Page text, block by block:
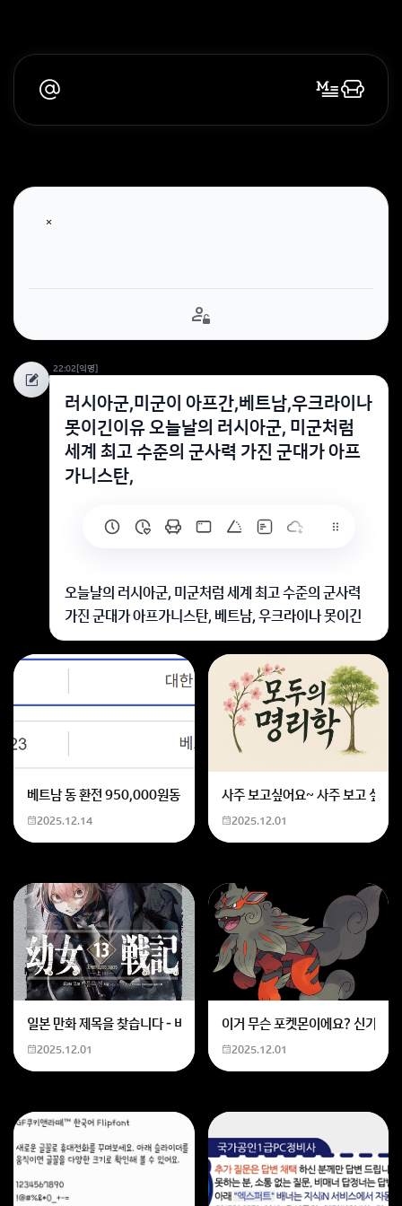
22:02[익명]
러시아군,미군이 아프간,베트남,우크라이나
못이긴이유 오늘날의 러시아군, 미군처럼
세계 최고 수준의 군사력 가진 군대가 아프
가니스탄,
오늘날의 러시아군, 미군처럼 세계 최고 수준의 군사력
가진 군대가 아프가니스탄, 베트남, 우크라이나 못이긴
이유가 뭔가요? 소련군은 아프가니스탄 침입했다가 망
했고 미군은 베트남과 전쟁해서 패배했잖아요. 그리고 푸
틴의 명령으로 러시아가 다시 우크라이나 침범했으나 쉽
사리 우크라이나 정벌을 못하고 있는데 보통 상식으로는
러시아군, 미군 같은 군사력이면 아프가니스탄, 베트남,
우크라이나를 쉽게 먹어야 정상인데 왜 쉽게 못먹거나 실
1. 지형지물을 잘 모르는 경우(아프가니스탄 전쟁)
2. 상대방이 철저항전을 하는 경우(우크라이나 침공)
해서(+지형지물을 활용한 적군의 작전도 잘 모름) 소련
이 패퇴했고, 미국도 순식간에 역전당했죠.
미국은 베트남전쟁에서도 그놈의 지형지물을 활용한 게
릴라전술에 당해서 철수했잖아요.
베트남 동 환전 950,000원동 한화 계산할때0하나 빼고 나누기 2하면
2025.12.14
사주 보고싶어요~ 사주 보고 싶
2025.12.01
일본 만화 제목을 찾습니다 - 비행 마법 저격 여자 기억하기로는 위의 내
2025.12.01
이거 무슨 포켓몬이에요? 신기하
2025.12.01